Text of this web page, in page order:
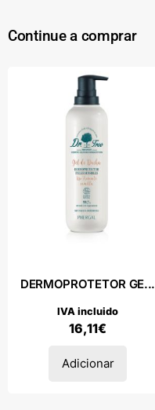
Continue a comprar
DERMOPROTETOR GE...
16,11€
IVA incluido
Adicionar